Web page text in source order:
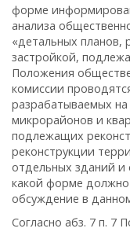
форме
анализа
«детальных планов,
застройкой,
Положения
комиссии
разрабатываемых
микрорайонов и
подлежащих
реконструкции
отдельных зданий и
какой форме
обсуждение в
Согласно абз. 7 п. 7